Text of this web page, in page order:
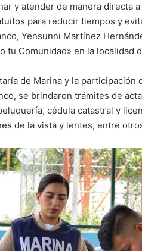
y atender de manera directa
para reducir tiempos y
Yensunni Martínez
tu Comunidad» en la localidad
de Marina y la
se brindaron trámites de
cédula catastral y
de la vista y lentes, entre